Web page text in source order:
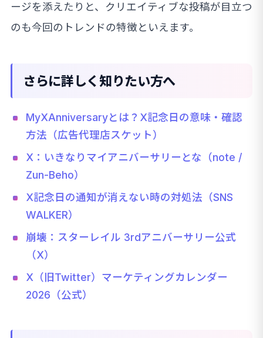
ージを添えたりと、クリエイティブな投稿が目立つ
のも今回のトレンドの特徴といえます。
さらに詳しく知りたい方へ
MyXAnniversaryとは？X記念日の意味・確認
方法（広告代理店スケット）
X：いきなりマイアニバーサリーとな（note /
Zun-Beho）
X記念日の通知が消えない時の対処法（SNS
WALKER）
崩壊：スターレイル 3rdアニバーサリー公式
（X）
X（旧Twitter）マーケティングカレンダー
2026（公式）